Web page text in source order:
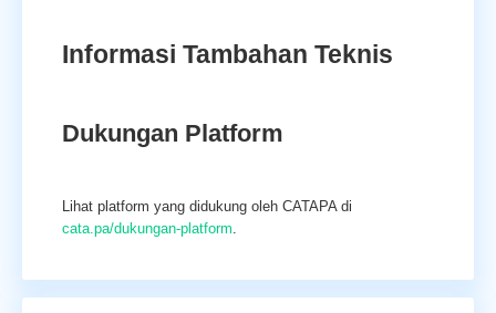
Informasi Tambahan Teknis
Dukungan Platform
Lihat platform yang didukung oleh CATAPA di
cata.pa/dukungan-platform.